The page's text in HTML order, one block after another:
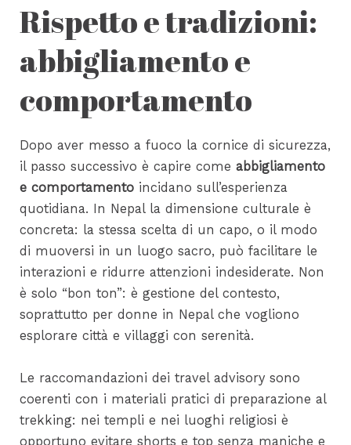
Rispetto e tradizioni:
abbigliamento e
comportamento
Dopo aver messo a fuoco la cornice di sicurezza,
il passo successivo è capire comeabbigliamento
e comportamento incidano sull’esperienza
quotidiana. In Nepal la dimensione culturale è
concreta: la stessa scelta di un capo, o il modo
di muoversi in un luogo sacro, può facilitare le
interazioni e ridurre attenzioni indesiderate. Non
è solo “bon ton”: è gestione del contesto,
soprattutto per donne in Nepal che vogliono
esplorare città e villaggi con serenità.
Le raccomandazioni dei travel advisory sono
coerenti con i materiali pratici di preparazione al
trekking: nei templi e nei luoghi religiosi è
opportuno evitare shorts e top senza maniche e